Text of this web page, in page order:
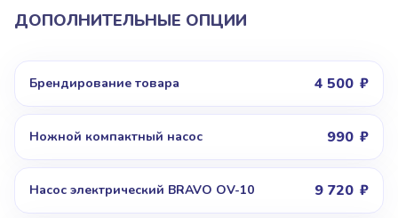
ДОПОЛНИТЕЛЬНЫЕ ОПЦИИ
Брендирование товара 4 500
Ножной компактный насос 990
Насос электрический BRAVO OV-10 9 720